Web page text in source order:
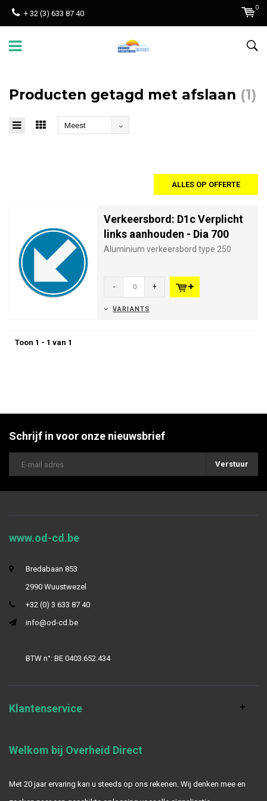
+ 32 (3) 633 87 40
0
Producten getagd met afslaan (1)
Meest
ALLES OP OFFERTE
Verkeersbord: D1c Verplicht
links aanhouden - Dia 700
Aluminium verkeersbord type 250
- +
VARIANTS
Toon 1 - 1 van 1
Schrijf in voor onze nieuwsbrief
Verstuur
www.od-cd.be
Bredabaan 853
2990 Wuustwezel
+32 (0) 3 633 87 40
info@od-cd.be
BTW n°: BE 0403.652.434
Klantenservice
Welkom bij Overheid Direct
Met 20 jaar ervaring kan u steeds op ons rekenen. Wij denken mee en